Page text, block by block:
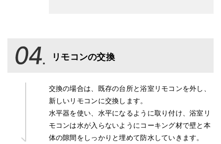
リモコンの交換
交換の場合は、既存の台所と浴室リモコンを外し、
新しいリモコンに交換します。
水平器を使い、水平になるように取り付け、浴室リ
モコンは水が入らないようにコーキング材で壁と本
体の隙間をしっかりと埋めて防水していきます。